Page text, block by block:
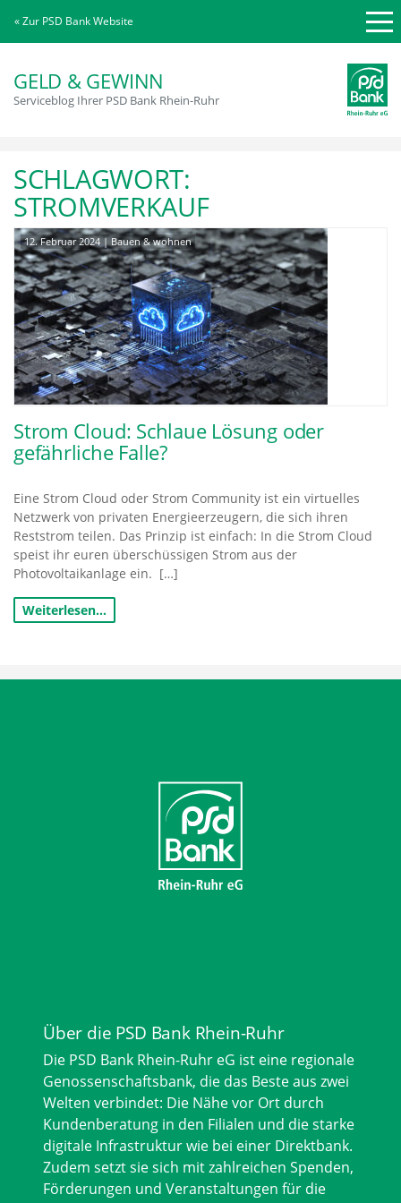
« Zur PSD Bank Website
GELD & GEWINN
Serviceblog Ihrer PSD Bank Rhein-Ruhr
SCHLAGWORT:
STROMVERKAUF
12. Februar 2024|Bauen & wohnen
Strom Cloud: Schlaue Lösung oder
gefährliche Falle?
Eine Strom Cloud oder Strom Community ist ein virtuelles
Netzwerk von privaten Energieerzeugern, die sich ihren
Reststrom teilen. Das Prinzip ist einfach: In die Strom Cloud
speist ihr euren überschüssigen Strom aus der
Photovoltaikanlage ein. […]
Weiterlesen…
Über die PSD Bank Rhein-Ruhr
Die PSD Bank Rhein-Ruhr eG ist eine regionale
Genossenschaftsbank, die das Beste aus zwei
Welten verbindet: Die Nähe vor Ort durch
Kundenberatung in den Filialen und die starke
digitale Infrastruktur wie bei einer Direktbank.
Zudem setzt sie sich mit zahlreichen Spenden,
Förderungen und Veranstaltungen für die